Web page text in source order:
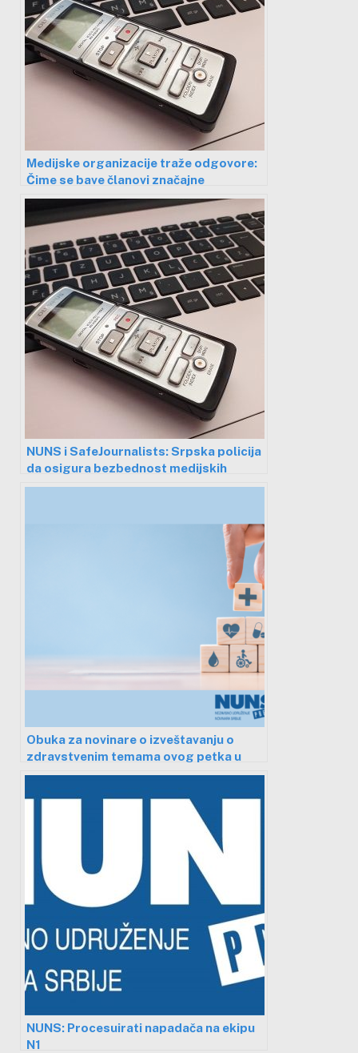
Medijske organizacije traže odgovore:
Čime se bave članovi značajne
„medijske snage”?
NUNS i SafeJournalists: Srpska policija
da osigura bezbednost medijskih
radnika na protestima
Obuka za novinare o izveštavanju o
zdravstvenim temama ovog petka u
Nišu
NUNS: Procesuirati napadača na ekipu
N1